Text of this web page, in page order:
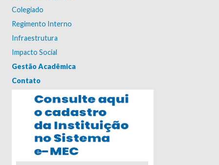
Colegiado
Regimento Interno
Infraestrutura
Impacto Social
Gestão Acadêmica
Contato